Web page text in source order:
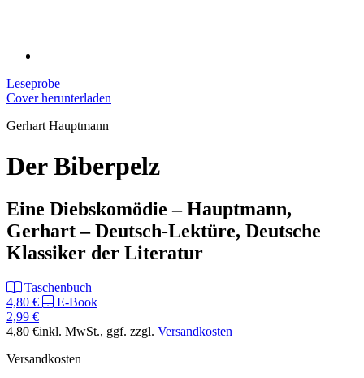
Leseprobe
Cover herunterladen
Gerhart Hauptmann
Der Biberpelz
Eine Diebskomödie – Hauptmann,
Gerhart – Deutsch-Lektüre, Deutsche
Klassiker der Literatur
Taschenbuch
4,80 €
E-Book
2,99 €
4,80 €inkl. MwSt., ggf. zzgl. Versandkosten
Versandkosten